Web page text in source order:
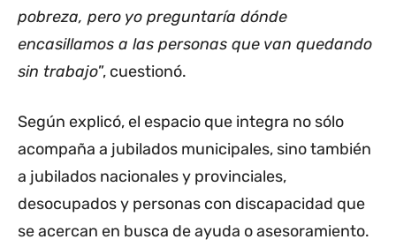
pobreza, pero yo preguntaría dónde
encasillamos a las personas que van quedando
sin trabajo”, cuestionó.
Según explicó, el espacio que integra no sólo
acompaña a jubilados municipales, sino también
a jubilados nacionales y provinciales,
desocupados y personas con discapacidad que
se acercan en busca de ayuda o asesoramiento.